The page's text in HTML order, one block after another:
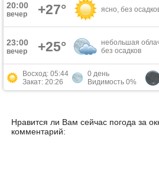
20:00
вечер +27° ясно, без
23:00
вечер +25°
небольшая
без осадков
Восход: 05:44
Закат: 20:26
0 день
Видимость 0%
Нравится ли Вам сейчас погода за
комментарий: